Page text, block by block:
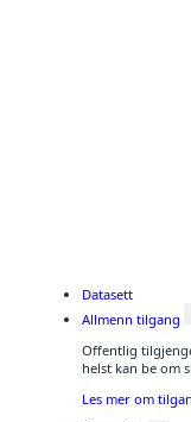
Datasett
Allmenn tilgang
Offentlig
helst kan be om
Les mer om